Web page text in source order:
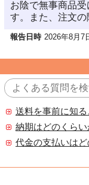
お陰で無事商品
す。また、注文
報告日時 2026年8月7
送料を事前に知
納期はどのくらい